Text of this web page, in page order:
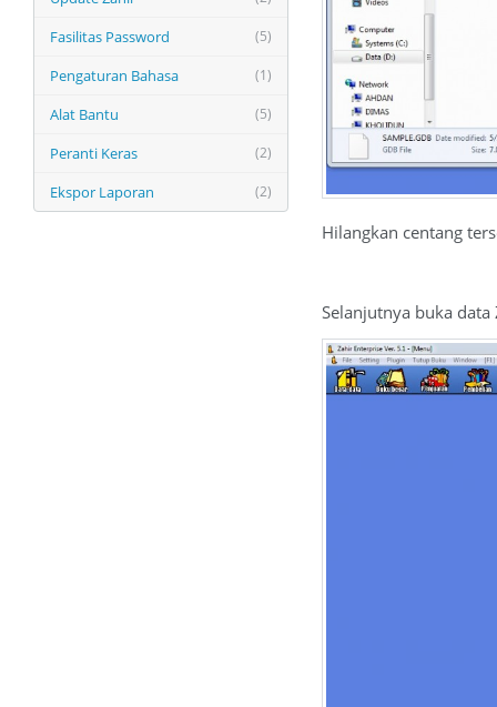
(5)
Fasilitas Password
(1)
Pengaturan Bahasa
(5)
Alat Bantu
(2)
Peranti Keras
(2)
Ekspor Laporan
Hilangkan centang
Selanjutnya buka